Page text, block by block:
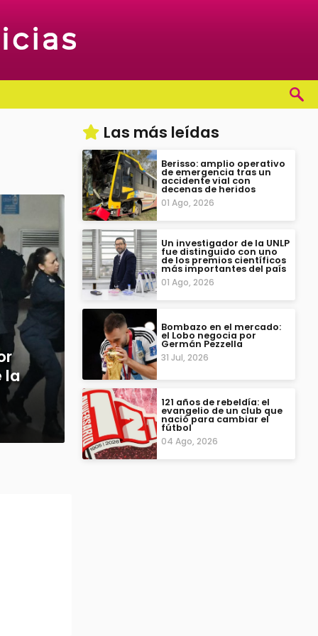
Las más leídas
Berisso: amplio operativo
de emergencia tras un
accidente vial con
decenas de heridos
01 Ago, 2026
Un investigador de la UNLP
fue distinguido con uno
de los premios científicos
más importantes del país
01 Ago, 2026
Bombazo en el mercado:
el Lobo negocia por
Germán Pezzella
31 Jul, 2026
121 años de rebeldía: el
evangelio de un club que
nació para cambiar el
fútbol
04 Ago, 2026
la